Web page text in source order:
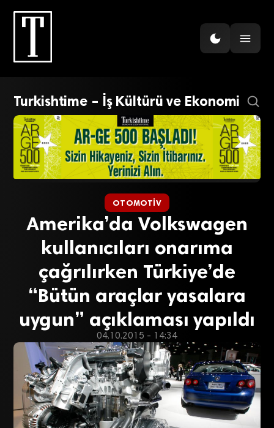
Turkishtime – İş Kültürü ve Ekonomi
OTOMOTIV
Amerika’da Volkswagen
kullanıcıları onarıma
çağrılırken Türkiye’de
“Bütün araçlar yasalara
uygun” açıklaması yapıldı
04.10.2015 - 14:34